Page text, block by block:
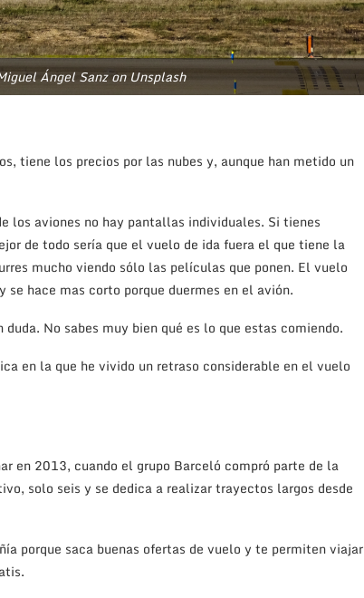
Ángel Sanz on Unsplash
tiene los precios por las nubes y, aunque han metido un
los aviones no hay pantallas individuales. Si tienes
de todo sería que el vuelo de ida fuera el que tiene la
mucho viendo sólo las películas que ponen. El vuelo
hace mas corto porque duermes en el avión.
No sabes muy bien qué es lo que estas comiendo.
en la que he vivido un retraso considerable en el vuelo
en 2013, cuando el grupo Barceló compró parte de la
solo seis y se dedica a realizar trayectos largos desde
porque saca buenas ofertas de vuelo y te permiten viajar